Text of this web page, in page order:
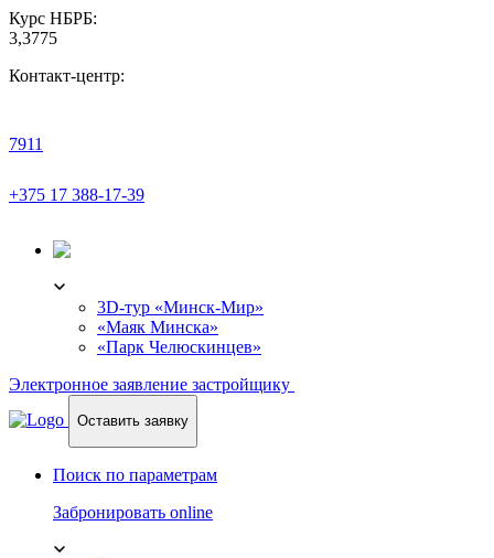
Курс НБРБ:
3,3775
Контакт-центр:
7911
+375 17 388-17-39
3D-тур «Минск-Мир»
«Маяк Минска»
«Парк Челюскинцев»
Электронное заявление застройщику
Оставить заявку
Поиск по параметрам
Забронировать online